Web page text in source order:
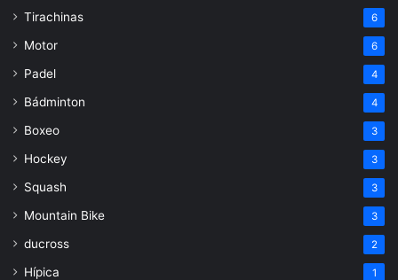
Tirachinas 6
Motor 6
Padel 4
Bádminton 4
Boxeo 3
Hockey 3
Squash 3
Mountain Bike 3
ducross 2
Hípica 1